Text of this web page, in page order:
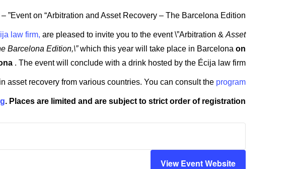
Event on “Arbitration and Asset Recovery – The Barcelona Edition” – حزيران/يونيو 6, 2025 – ÉCIJA Barcelona
law firm, are pleased to invite you to the event \”Arbitration & Asset
Barcelona Edition,\”which this year will take place in Barcelona
. The event will conclude with a drink hosted by the Écija law firm.
recovery from various countries. You can consult the program.
. Places are limited and are subject to strict order of registration.
View Event Website